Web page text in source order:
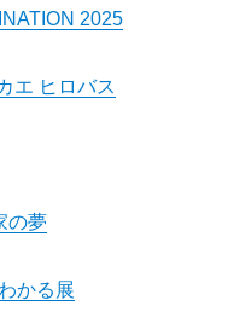
2025
エ ヒロバス
の夢
かる展